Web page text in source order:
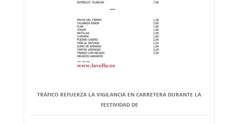
TRÁFICO REFUERZA LA VIGILANCIA EN CARRETERA DURANTE LA
FESTIVIDAD DE